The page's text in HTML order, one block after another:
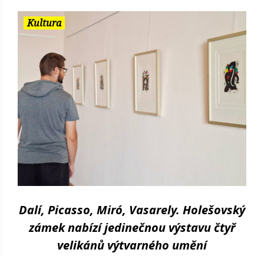
Kultura
Dalí, Picasso, Miró, Vasarely. Holešovský
zámek nabízí jedinečnou výstavu čtyř
velikánů výtvarného umění